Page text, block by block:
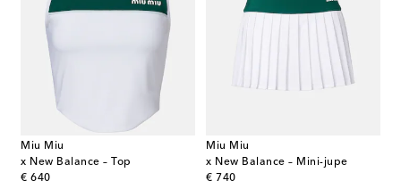
Miu Miu
x New Balance – Top
€ 640
original price
Miu Miu
x New Balance – Mini-jupe
€ 740
original price